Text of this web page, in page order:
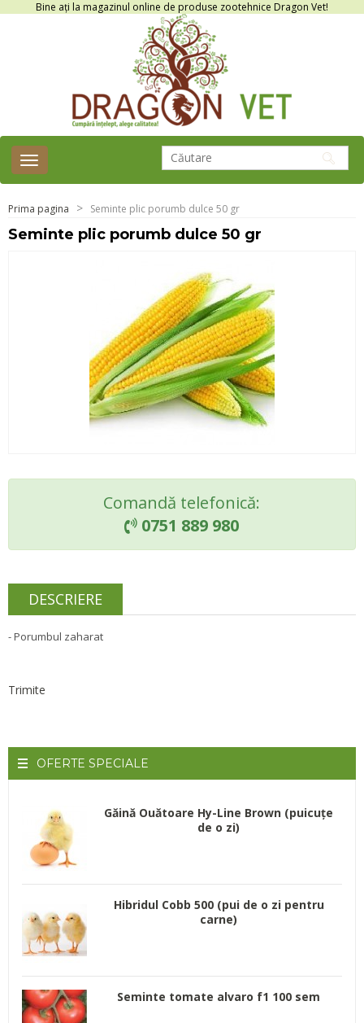
Bine ați la magazinul online de produse zootehnice Dragon Vet!
Toggle
navigation
Prima pagina Seminte plic porumb dulce 50 gr
Seminte plic porumb dulce 50 gr
Comandă telefonică:
 0751 889 980
DESCRIERE
- Porumbul zaharat
Trimite
OFERTE SPECIALE
Găină Ouătoare Hy-Line Brown (puicuțe
de o zi)
Hibridul Cobb 500 (pui de o zi pentru
carne)
Seminte tomate alvaro f1 100 sem